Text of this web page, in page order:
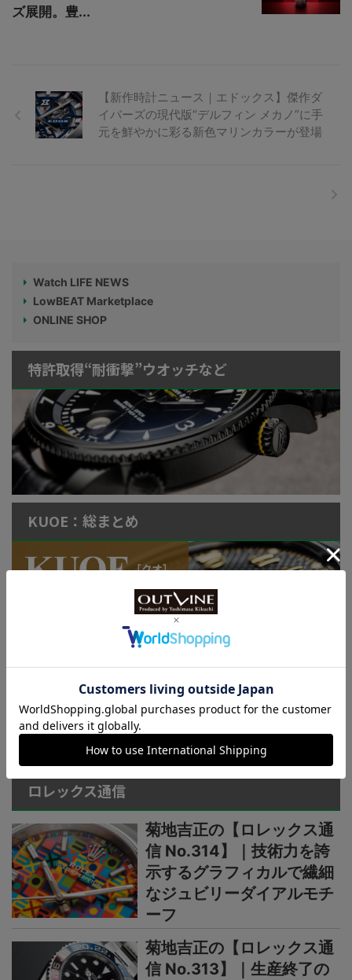
ズ展開。豊...
【新作時計ニュース｜エドックス】傑作ダ
イバーズの現代版“デルフィン メカノ”に手
元を鮮やかに彩る新色マリンカラーが登場
Watch LIFE NEWS
LowBEAT Marketplace
ONLINE SHOP
特許取得“耐衝撃”ウオッチなど
KUOE：総まとめ
ロレックス通信
菊地吉正の【ロレックス通
信 No.314】｜技術力を誇
示するグラフィカルで繊細
なジュビリーダイアルモチ
ーフ
菊地吉正の【ロレックス通
信 No.313】｜生産終了の